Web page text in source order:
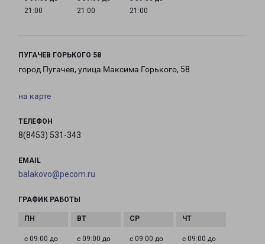
21:00
21:00
21:00
ПУГАЧЕВ ГОРЬКОГО 58
город Пугачев, улица Максима Горького, 58
на карте
ТЕЛЕФОН
8(8453) 531-343
EMAIL
balakovo@pecom.ru
ГРАФИК РАБОТЫ
с 09:00 до
с 09:00 до
с 09:00 до
с 09:00 до